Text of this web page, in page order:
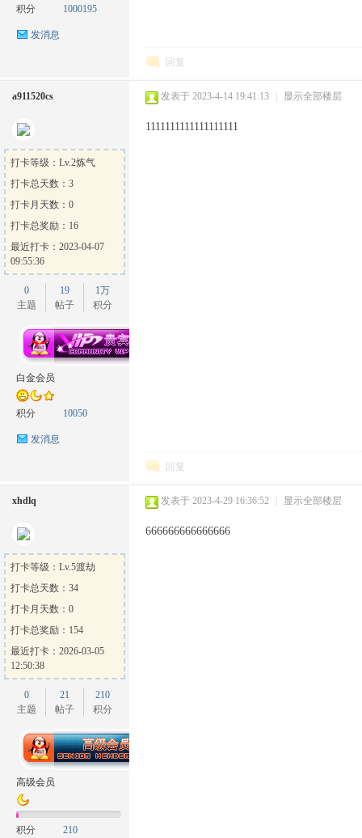
积分 1000195
发消息
回复
a911520cs
打卡等级：Lv.2炼气
打卡总天数：3
打卡月天数：0
打卡总奖励：16
最近打卡：2023-04-07
09:55:36
0
主题
19
帖子
1万
积分
白金会员
积分 10050
发消息
发表于 2023-4-14 19:41:13 显示全部楼层
1111111111111111111
回复
xhdlq
打卡等级：Lv.5渡劫
打卡总天数：34
打卡月天数：0
打卡总奖励：154
最近打卡：2026-03-05
12:50:38
0
主题
21
帖子
210
积分
高级会员
积分 210
发表于 2023-4-29 16:36:52 显示全部楼层
666666666666666